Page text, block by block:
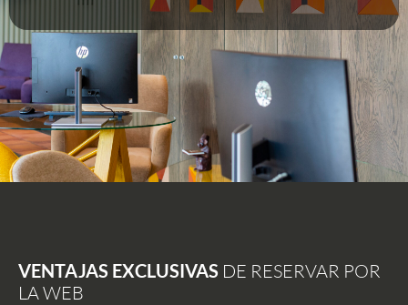
VENTAJAS EXCLUSIVAS DE RESERVAR POR
LA WEB